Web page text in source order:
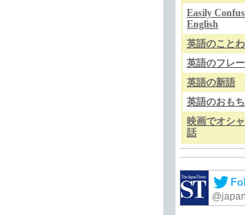
Easily
English
英語のこと
英語のフレ
英語の新語
英語のおも
映画でオシ
話